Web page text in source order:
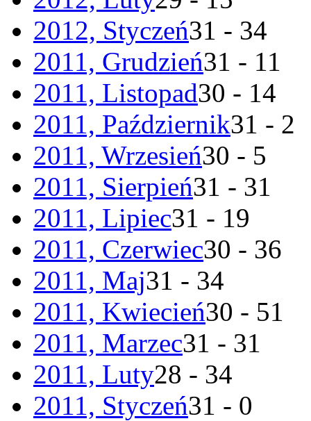
2012, Styczeń31 - 34
2011, Grudzień31 - 11
2011, Listopad30 - 14
2011, Październik31 - 2
2011, Wrzesień30 - 5
2011, Sierpień31 - 31
2011, Lipiec31 - 19
2011, Czerwiec30 - 36
2011, Maj31 - 34
2011, Kwiecień30 - 51
2011, Marzec31 - 31
2011, Luty28 - 34
2011, Styczeń31 - 0